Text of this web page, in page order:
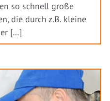
so schnell große
die durch z.B. kleine
[…]